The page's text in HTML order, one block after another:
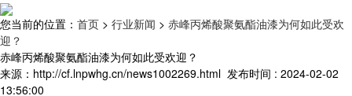
您当前的位置： 首页 > 行业新闻 > 赤峰丙烯酸聚氨酯油漆为何如此受欢
迎？
赤峰丙烯酸聚氨酯油漆为何如此受欢迎？
来源：http://cf.lnpwhg.cn/news1002269.html 发布时间 : 2024-02-02
13:56:00